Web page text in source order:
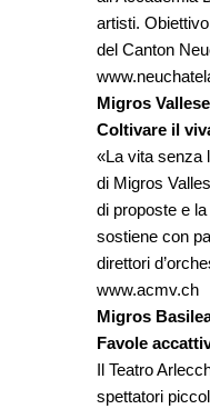
artisti.
del Canton
Migros Vallese
Coltivare il
«La vita senza
di Migros
di proposte e
sostiene con
direttori
www.acmv.ch
Migros
Favole
Il Teatro
spettatori